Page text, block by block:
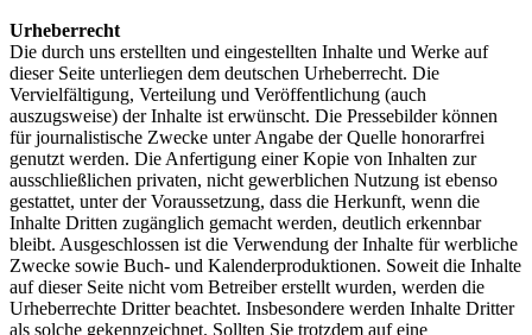
Urheberrecht
Die durch uns erstellten und eingestellten Inhalte und Werke auf
dieser Seite unterliegen dem deutschen Urheberrecht. Die
Vervielfältigung, Verteilung und Veröffentlichung (auch
auszugsweise) der Inhalte ist erwünscht. Die Pressebilder können
für journalistische Zwecke unter Angabe der Quelle honorarfrei
genutzt werden. Die Anfertigung einer Kopie von Inhalten zur
ausschließlichen privaten, nicht gewerblichen Nutzung ist ebenso
gestattet, unter der Voraussetzung, dass die Herkunft, wenn die
Inhalte Dritten zugänglich gemacht werden, deutlich erkennbar
bleibt. Ausgeschlossen ist die Verwendung der Inhalte für werbliche
Zwecke sowie Buch- und Kalenderproduktionen. Soweit die Inhalte
auf dieser Seite nicht vom Betreiber erstellt wurden, werden die
Urheberrechte Dritter beachtet. Insbesondere werden Inhalte Dritter
als solche gekennzeichnet. Sollten Sie trotzdem auf eine